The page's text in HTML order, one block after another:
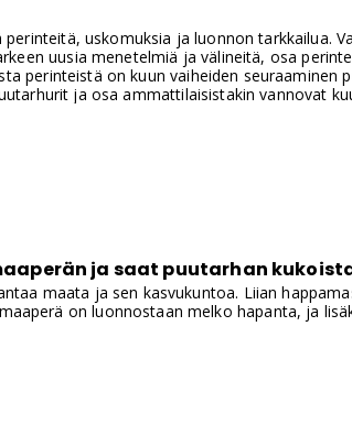
uskomuksia ja luonnon tarkkailua.
uusia menetelmiä ja välineitä, osa
perinteistä on kuun vaiheiden seuraaminen
ja osa ammattilaisistakin vannovat
ja saat puutarhan
maata ja sen kasvukuntoa. Liian
on luonnostaan melko hapanta, ja